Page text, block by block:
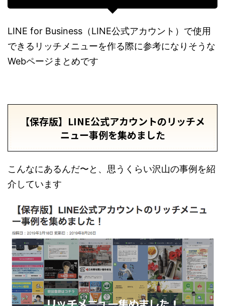
LINE for Business（LINE公式アカウント）で使用
できるリッチメニューを作る際に参考になりそうな
Webページまとめです
【保存版】LINE公式アカウントのリッチメ
ニュー事例を集めました
こんなにあるんだ〜と、思うくらい沢山の事例を紹
介しています